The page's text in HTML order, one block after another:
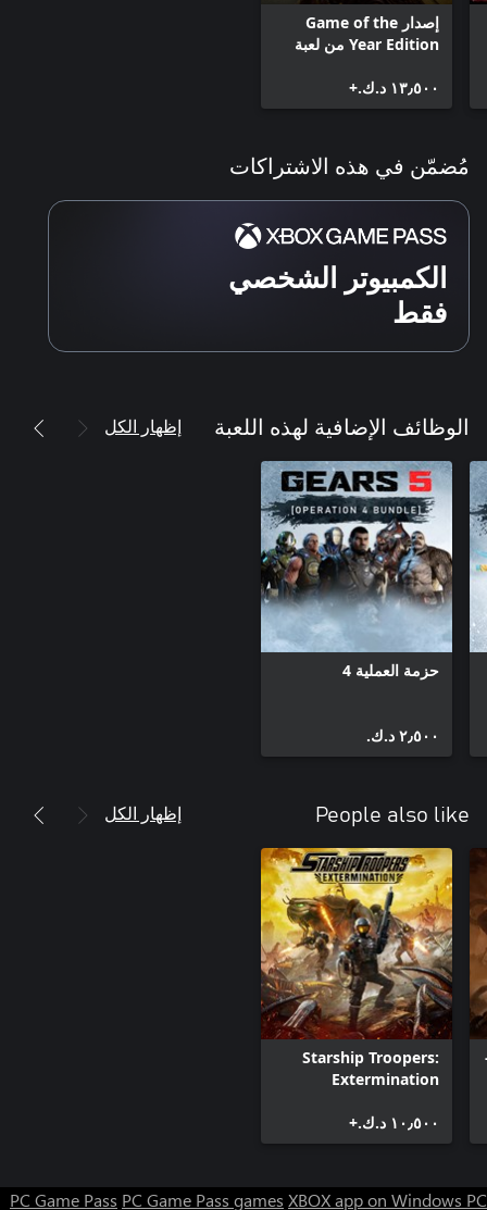
إصدار Game of the
Year Edition من لعبة
١٣٫٥٠٠ د.ك.‏+
مُضمّن في هذه الاشتراكات
الكمبيوتر الشخصي
فقط
الوظائف الإضافية لهذه اللعبة إظهار الكل
حزمة العملية 4
٢٫٥٠٠ د.ك.‏
People also like إظهار الكل
Starship Troopers:
Extermination
١٠٫٥٠٠ د.ك.‏+
PC Game Pass PC Game Pass games XBOX app on Windows PC